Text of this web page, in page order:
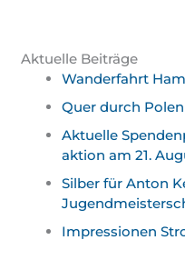
Aktuelle Beiträge
Wanderfahrt
Quer durch Polen
Aktuelle
aktion am 21.
Silber für Anton
Impressionen